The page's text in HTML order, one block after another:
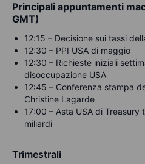
Principali appuntamenti
GMT)
12:15 – Decisione sui tassi
12:30 – PPI USA di maggio
12:30 – Richieste iniziali
disoccupazione USA
12:45 – Conferenza stampa
Christine Lagarde
17:00 – Asta USA di Treasury
miliardi
Trimestrali